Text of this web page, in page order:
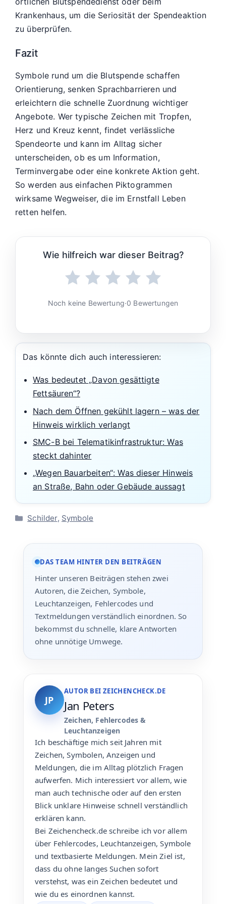
Krankenhaus, um die Seriosität der Spendeaktion
zu überprüfen.
Fazit
Symbole rund um die Blutspende schaffen
Orientierung, senken Sprachbarrieren und
erleichtern die schnelle Zuordnung wichtiger
Angebote. Wer typische Zeichen mit Tropfen,
Herz und Kreuz kennt, findet verlässliche
Spendeorte und kann im Alltag sicher
unterscheiden, ob es um Information,
Terminvergabe oder eine konkrete Aktion geht.
So werden aus einfachen Piktogrammen
wirksame Wegweiser, die im Ernstfall Leben
retten helfen.
Wie hilfreich war dieser Beitrag?
Noch keine Bewertung·0 Bewertungen
Das könnte dich auch interessieren:
Was bedeutet „Davon gesättigte
Fettsäuren“?
Nach dem Öffnen gekühlt lagern – was der
Hinweis wirklich verlangt
SMC-B bei Telematikinfrastruktur: Was
steckt dahinter
„Wegen Bauarbeiten“: Was dieser Hinweis
an Straße, Bahn oder Gebäude aussagt
Kategorien
Schilder, Symbole
DAS TEAM HINTER DEN BEITRÄGEN
Hinter unseren Beiträgen stehen zwei
Autoren, die Zeichen, Symbole,
Leuchtanzeigen, Fehlercodes und
Textmeldungen verständlich einordnen. So
bekommst du schnelle, klare Antworten
ohne unnötige Umwege.
JP
AUTOR BEI ZEICHENCHECK.DE
Jan Peters
Zeichen, Fehlercodes &
Leuchtanzeigen
Ich beschäftige mich seit Jahren mit
Zeichen, Symbolen, Anzeigen und
Meldungen, die im Alltag plötzlich Fragen
aufwerfen. Mich interessiert vor allem, wie
man auch technische oder auf den ersten
Blick unklare Hinweise schnell verständlich
erklären kann.
Bei Zeichencheck.de schreibe ich vor allem
über Fehlercodes, Leuchtanzeigen, Symbole
und textbasierte Meldungen. Mein Ziel ist,
dass du ohne langes Suchen sofort
verstehst, was ein Zeichen bedeutet und
wie du es einordnen kannst.